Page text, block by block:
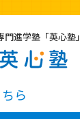
門進学塾「英心塾」
ら